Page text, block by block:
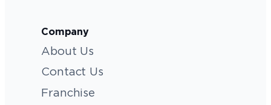
Company
About Us
Contact Us
Franchise